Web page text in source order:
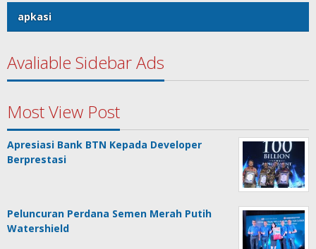
apkasi
Avaliable Sidebar Ads
Most View Post
Apresiasi Bank BTN Kepada Developer
Berprestasi
Peluncuran Perdana Semen Merah Putih
Watershield